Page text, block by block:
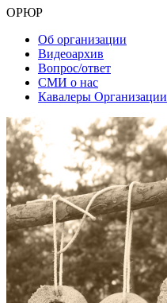
ОРЮР
Об организации
Видеоархив
Вопрос/ответ
СМИ о нас
Кавалеры Организации